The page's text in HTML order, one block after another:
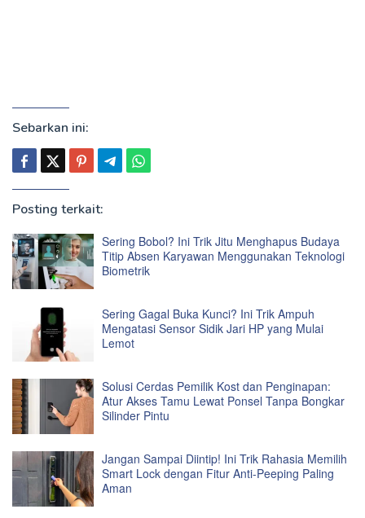
Sebarkan ini:
Posting terkait:
Sering Bobol? Ini Trik Jitu Menghapus Budaya
Titip Absen Karyawan Menggunakan Teknologi
Biometrik
Sering Gagal Buka Kunci? Ini Trik Ampuh
Mengatasi Sensor Sidik Jari HP yang Mulai
Lemot
Solusi Cerdas Pemilik Kost dan Penginapan:
Atur Akses Tamu Lewat Ponsel Tanpa Bongkar
Silinder Pintu
Jangan Sampai Diintip! Ini Trik Rahasia Memilih
Smart Lock dengan Fitur Anti-Peeping Paling
Aman